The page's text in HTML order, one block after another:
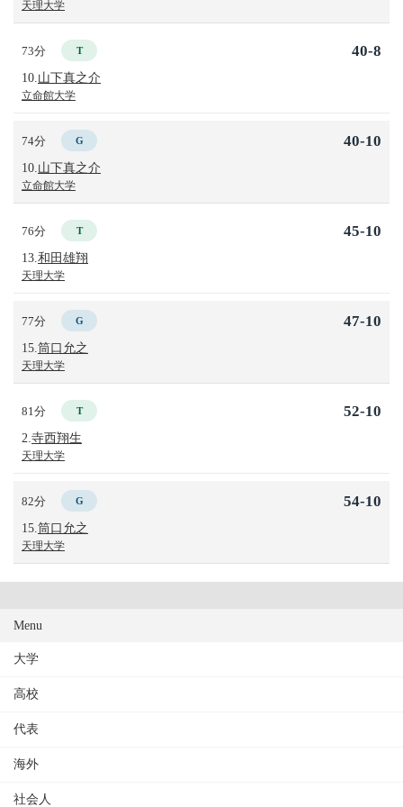
天理大学
73分 T
10. 山下真之介
立命館大学
40-8
74分 G
10. 山下真之介
立命館大学
40-10
76分 T
13. 和田雄翔
天理大学
45-10
77分 G
15. 筒口允之
天理大学
47-10
81分 T
2. 寺西翔生
天理大学
52-10
82分 G
15. 筒口允之
天理大学
54-10
Menu
大学
高校
代表
海外
社会人